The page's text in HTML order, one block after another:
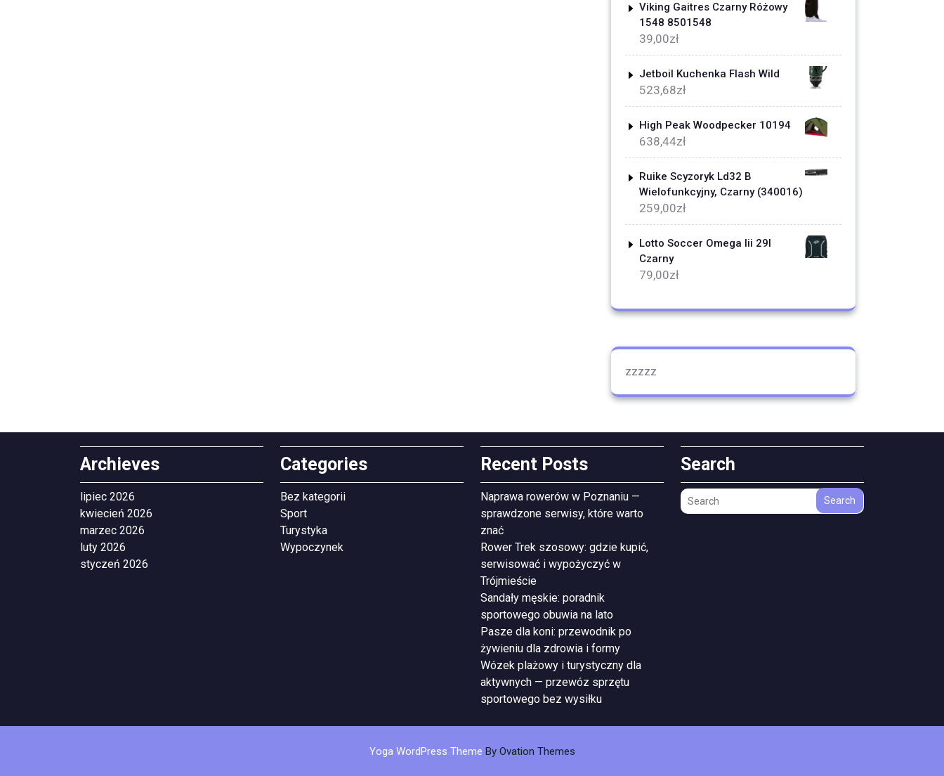
Viking Gaitres Czarny Różowy
1548 8501548
39,00zł
Jetboil Kuchenka Flash Wild
523,68zł
High Peak Woodpecker 10194
638,44zł
Ruike Scyzoryk Ld32 B
Wielofunkcyjny, Czarny (340016)
259,00zł
Lotto Soccer Omega Iii 29l
Czarny
79,00zł
zzzzz
Archieves
lipiec 2026
kwiecień 2026
marzec 2026
luty 2026
styczeń 2026
Categories
Bez kategorii
Sport
Turystyka
Wypoczynek
Recent Posts
Naprawa rowerów w Poznaniu —
sprawdzone serwisy, które warto
znać
Rower Trek szosowy: gdzie kupić,
serwisować i wypożyczyć w
Trójmieście
Sandały męskie: poradnik
sportowego obuwia na lato
Pasze dla koni: przewodnik po
żywieniu dla zdrowia i formy
Wózek plażowy i turystyczny dla
aktywnych — przewóz sprzętu
sportowego bez wysiłku
Search
Search
Yoga WordPress Theme By Ovation Themes